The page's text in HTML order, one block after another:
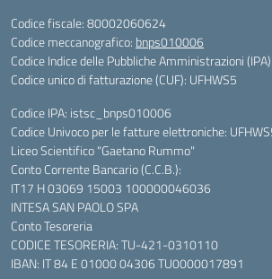
Codice fiscale: 80002060624
Codice meccanografico: bnps010006
Codice Indice delle Pubbliche Amministrazioni
Codice unico di fatturazione (CUF): UFHWS5
Codice IPA: istsc_bnps010006
Codice Univoco per le fatture elettroniche:
Liceo Scientifico "Gaetano Rummo"
Conto Corrente Bancario (C.C.B.):
IT17 H 03069 15003 100000046036
INTESA SAN PAOLO SPA
Conto Tesoreria
CODICE TESORERIA: TU-421-0310110
IBAN: IT 84 E 01000 04306 TU0000017891